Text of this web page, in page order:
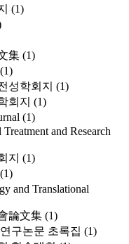
(1)
集 (1)
(1)
성학회지 (1)
회지 (1)
(1)
and Research
지 (1)
(1)
and Translational
論文集 (1)
구논문 초록집 (1)